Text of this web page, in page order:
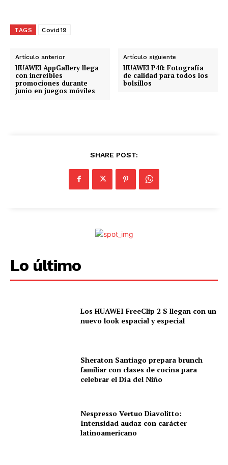
g
n
d
o
.
TAGS Covid19
Artículo anterior
HUAWEI AppGallery llega
con increíbles
promociones durante
junio en juegos móviles
Artículo siguiente
HUAWEI P40: Fotografía
de calidad para todos los
bolsillos
SHARE POST:
Lo último
Los HUAWEI FreeClip 2 S llegan con un
nuevo look espacial y especial
Sheraton Santiago prepara brunch
familiar con clases de cocina para
celebrar el Día del Niño
Nespresso Vertuo Diavolitto:
Intensidad audaz con carácter
latinoamericano